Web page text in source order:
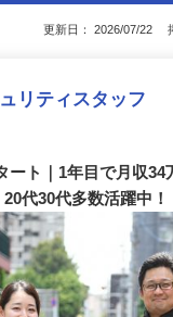
更新日： 2026/07/22
リティスタッフ
ート｜1年目で月収34
代30代多数活躍中！